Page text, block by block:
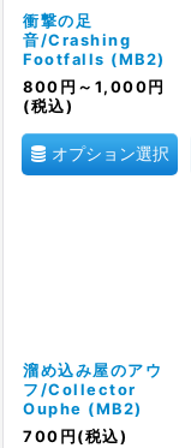
衝撃の足
音/Crashing
Footfalls (MB2)
800 円 ～1,000 円
(税込)
オプション選択
溜め込み屋のアウ
フ/Collector
Ouphe (MB2)
700 円 (税込)